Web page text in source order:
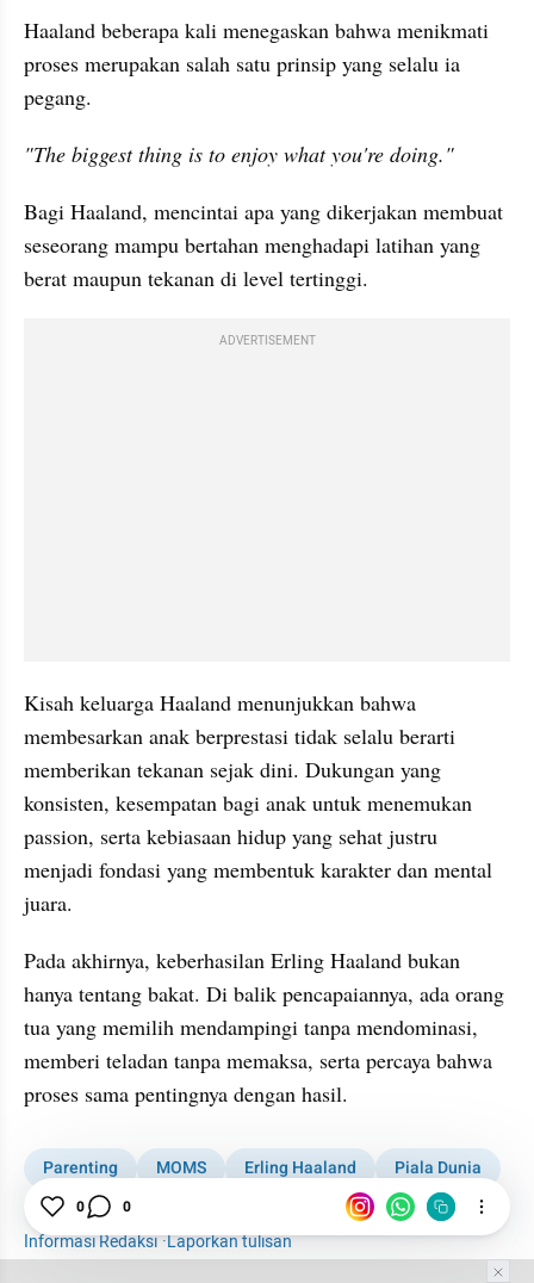
Haaland beberapa kali menegaskan bahwa menikmati
proses merupakan salah satu prinsip yang selalu ia
pegang.
"The biggest thing is to enjoy what you're doing."
Bagi Haaland, mencintai apa yang dikerjakan membuat
seseorang mampu bertahan menghadapi latihan yang
berat maupun tekanan di level tertinggi.
ADVERTISEMENT
Kisah keluarga Haaland menunjukkan bahwa
membesarkan anak berprestasi tidak selalu berarti
memberikan tekanan sejak dini. Dukungan yang
konsisten, kesempatan bagi anak untuk menemukan
passion, serta kebiasaan hidup yang sehat justru
menjadi fondasi yang membentuk karakter dan mental
juara.
Pada akhirnya, keberhasilan Erling Haaland bukan
hanya tentang bakat. Di balik pencapaiannya, ada orang
tua yang memilih mendampingi tanpa mendominasi,
memberi teladan tanpa memaksa, serta percaya bahwa
proses sama pentingnya dengan hasil.
Parenting MOMS Erling Haaland
Piala Dunia
Piala Dunia 2026
Informasi Redaksi·Laporkan tulisan
0 0